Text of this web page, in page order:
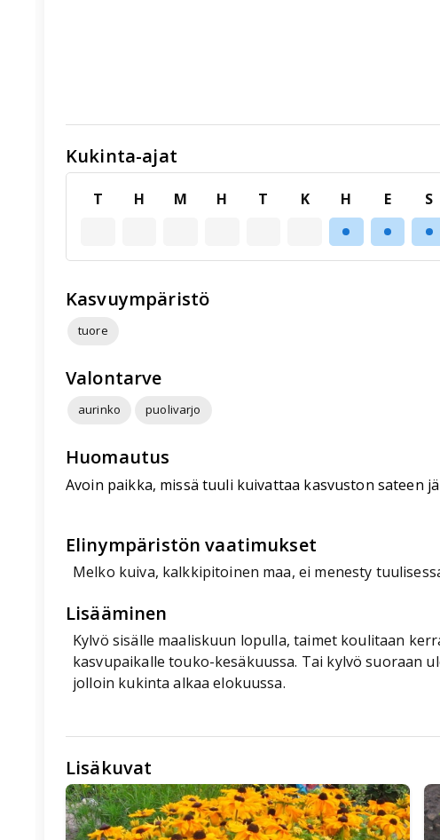
Kukinta-ajat
T H M H T K H E S
Kasvuympäristö
tuore
Valontarve
aurinko puolivarjo
Huomautus
Avoin paikka, missä tuuli kuivattaa kasvuston sateen
Elinympäristön vaatimukset
Melko kuiva, kalkkipitoinen maa, ei menesty
Lisääminen
Kylvö sisälle maaliskuun lopulla, taimet koulitaan
kasvupaikalle touko-kesäkuussa. Tai kylvö suoraan
jolloin kukinta alkaa elokuussa.
Lisäkuvat